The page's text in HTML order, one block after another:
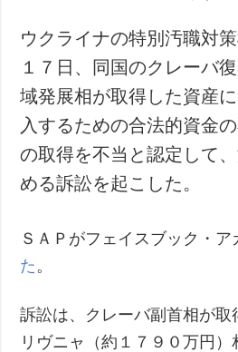
スポーツ
犯罪
事故・緊急事態
追加
特集
インタビュー
動画
ウクライナの特別汚職対
１７日、同国のクレーバ
域発展相が取得した資産
入するための合法的資金
の取得を不当と認定して
める訴訟を起こした。
ＳＡＰがフェイスブック・ア
た 。
訴訟は、クレーバ副首相が取
リヴニャ（約１７９０万円